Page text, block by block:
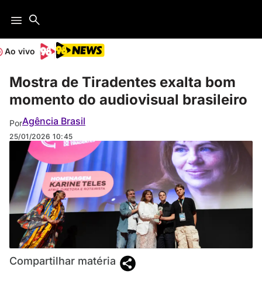
Ao vivo
Mostra de Tiradentes exalta bom
momento do audiovisual brasileiro
PorAgência Brasil
25/01/2026 10:45
Compartilhar matéria